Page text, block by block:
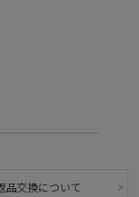
品交換について